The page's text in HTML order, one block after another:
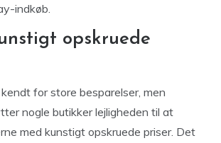
indkøb.
opskruede
for store besparelser, men
nogle butikker lejligheden til at
med kunstigt opskruede priser. Det